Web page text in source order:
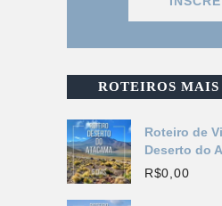
ROTEIROS
Roteiro de
Deserto do
R$0,00